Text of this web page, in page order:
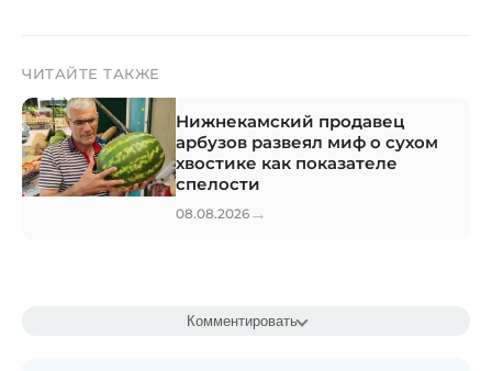
ЧИТАЙТЕ ТАКЖЕ
Нижнекамский продавец
арбузов развеял миф о сухом
хвостике как показателе
спелости
08.08.2026 →
Комментировать